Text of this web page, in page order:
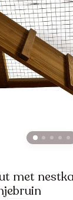
met